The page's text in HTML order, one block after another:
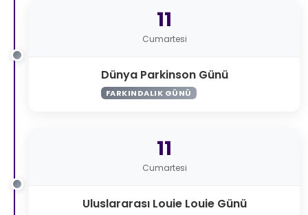
11
Cumartesi
Dünya Parkinson Günü
FARKINDALIK GÜNÜ
11
Cumartesi
Uluslararası Louie Louie Günü